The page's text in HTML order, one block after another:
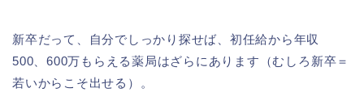
新卒だって、自分でしっかり探せば、初任給から年収
500、600万もらえる薬局はざらにあります（むしろ新卒＝
若いからこそ出せる）。